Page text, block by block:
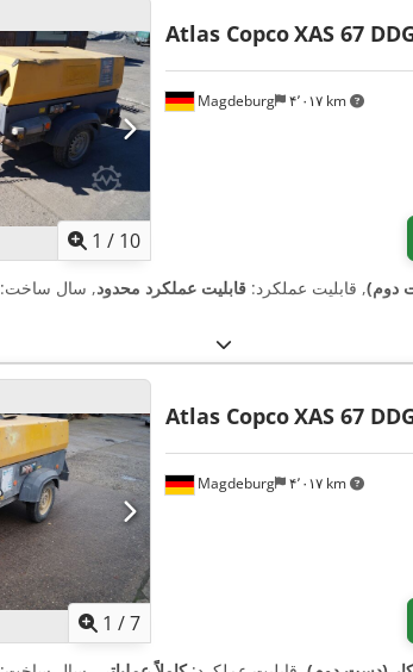
1 / 10
Magdeburg ۴٬۰۱۷ km
Atlas CopcoXAS 67
دوم), قابلیت عملکرد: قابلیت عملکرد محدود, سال ساخت:
1 /7
Magdeburg ۴٬۰۱۷ km
Atlas CopcoXAS 67